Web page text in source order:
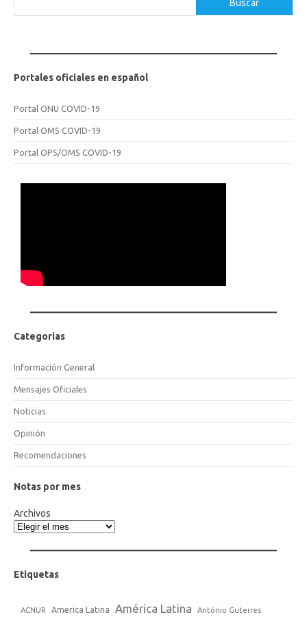
Buscar
Portales oficiales en español
Portal ONU COVID-19
Portal OMS COVID-19
Portal OPS/OMS COVID-19
Categorias
Información General
Mensajes Oficiales
Noticias
Opinión
Recomendaciones
Notas por mes
Archivos
Etiquetas
ACNUR America Latina América Latina António Guterres